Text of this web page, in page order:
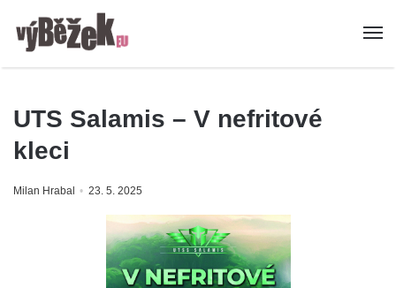
UTS Salamis – V nefritové
kleci
Milan Hrabal 23. 5. 2025